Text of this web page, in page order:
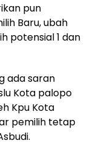
pun
Baru, ubah
potensial 1 dan
ada saran
Kota palopo
Kpu Kota
pemilih tetap